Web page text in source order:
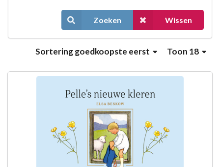
Zoeken Wissen
Toon 18
Sorteringgoedkoopste eerst